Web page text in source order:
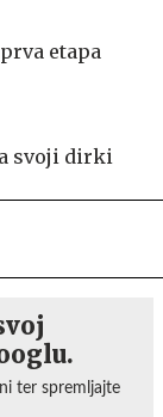
etapa
svoji dirki
ter spremljajte